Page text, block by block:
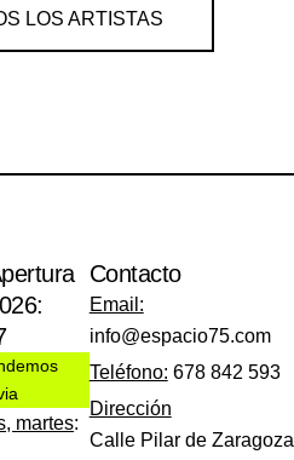
LOS ARTISTAS
martes:
Contacto
Email:
info@espacio75.com
Teléfono: 678 842 593
Dirección
Calle Pilar de Zaragoza